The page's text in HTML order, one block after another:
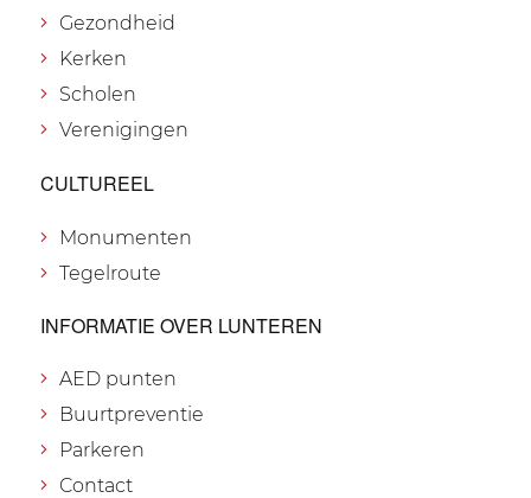
Gezondheid
Kerken
Scholen
Verenigingen
CULTUREEL
Monumenten
Tegelroute
INFORMATIE OVER LUNTEREN
AED punten
Buurtpreventie
Parkeren
Contact